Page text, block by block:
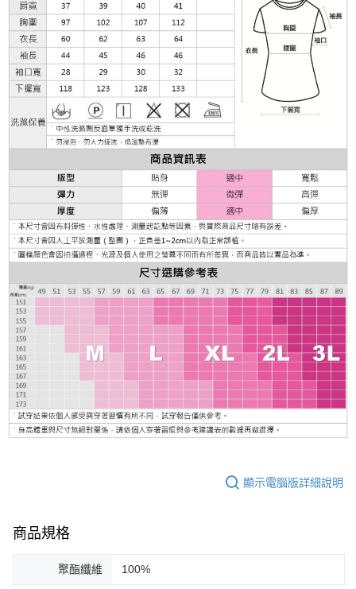
顯示電腦版詳細說明
商品規格
聚酯纖維 100%